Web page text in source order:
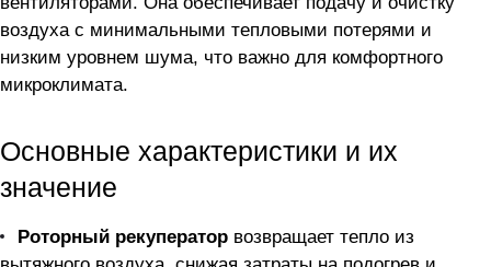
воздуха с минимальными тепловыми потерями и
низким уровнем шума, что важно для комфортного
микроклимата.
Основные характеристики и их
значение
Роторный рекуператор возвращает тепло из